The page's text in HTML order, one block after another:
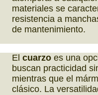
materiales se
resistencia a
de mantenimiento.
El cuarzo es una
buscan practicidad
mientras que el
clásico. La